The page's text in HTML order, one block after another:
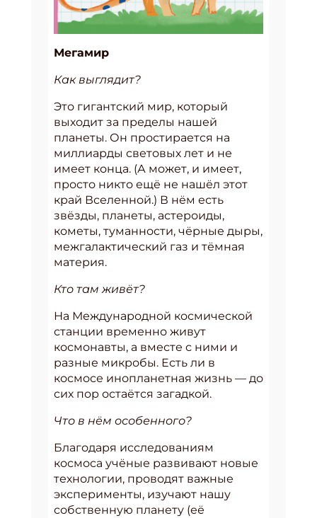
Мегамир
Как выглядит?
Это гигантский мир, который
выходит за пределы нашей
планеты. Он простирается на
миллиарды световых лет и не
имеет конца. (А может, и имеет,
просто никто ещё не нашёл этот
край Вселенной.) В нём есть
звёзды, планеты, астероиды,
кометы, туманности, чёрные дыры,
межгалактический газ и тёмная
материя.
Кто там живёт?
На Международной космической
станции временно живут
космонавты, а вместе с ними и
разные микробы. Есть ли в
космосе инопланетная жизнь — до
сих пор остаётся загадкой.
Что в нём особенного?
Благодаря исследованиям
космоса учёные развивают новые
технологии, проводят важные
эксперименты, изучают нашу
собственную планету (её